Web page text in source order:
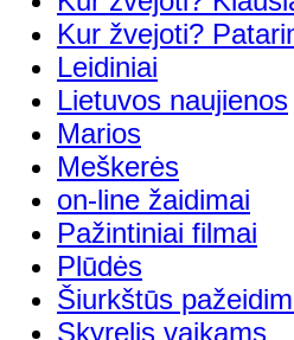
Kur žvejoti?
Leidiniai
Lietuvos naujienos
Marios
Meškerės
on-line žaidimai
Pažintiniai filmai
Plūdės
Šiurkštūs
Skyrelis vaikams